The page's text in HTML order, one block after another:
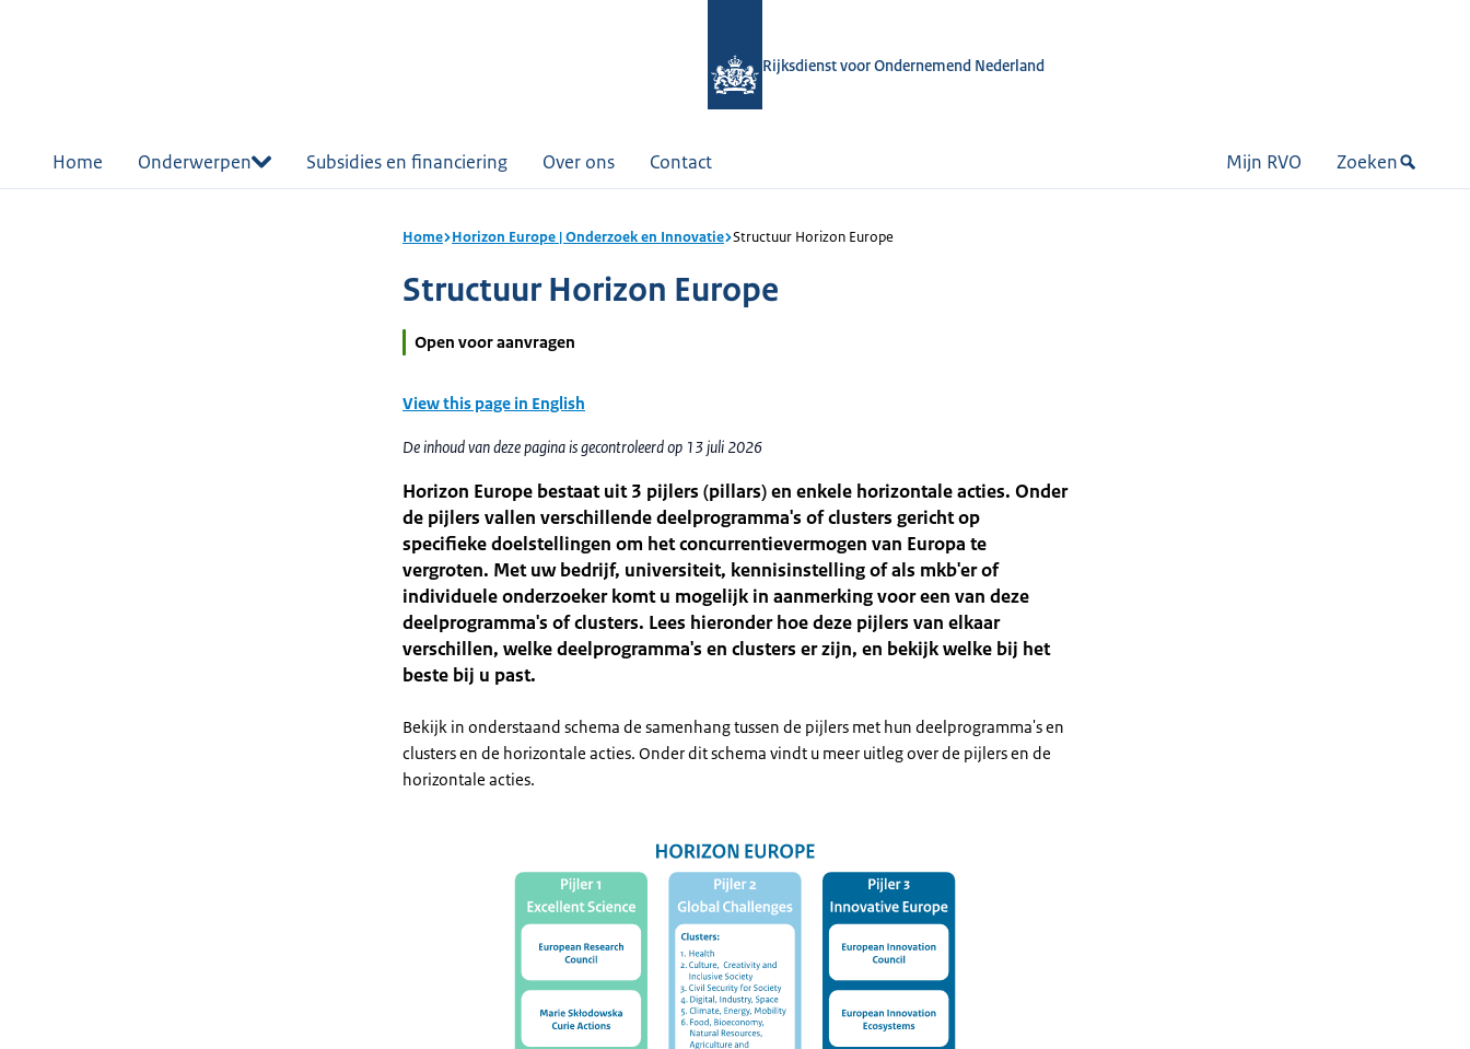
Rijksdienst voor Ondernemend Nederland
Home Onderwerpen Subsidies en financiering Over ons Contact Mijn RVO Zoeken
Home Horizon Europe | Onderzoek en Innovatie Structuur Horizon Europe
Structuur Horizon Europe
Open voor aanvragen
View this page in English
De inhoud van deze pagina is gecontroleerd op 13 juli 2026
Horizon Europe bestaat uit 3 pijlers (pillars) en enkele horizontale acties. Onder
de pijlers vallen verschillende deelprogramma's of clusters gericht op
specifieke doelstellingen om het concurrentievermogen van Europa te
vergroten. Met uw bedrijf, universiteit, kennisinstelling of als mkb'er of
individuele onderzoeker komt u mogelijk in aanmerking voor een van deze
deelprogramma's of clusters. Lees hieronder hoe deze pijlers van elkaar
verschillen, welke deelprogramma's en clusters er zijn, en bekijk welke bij het
beste bij u past.
Bekijk in onderstaand schema de samenhang tussen de pijlers met hun deelprogramma's en
clusters en de horizontale acties. Onder dit schema vindt u meer uitleg over de pijlers en de
horizontale acties.